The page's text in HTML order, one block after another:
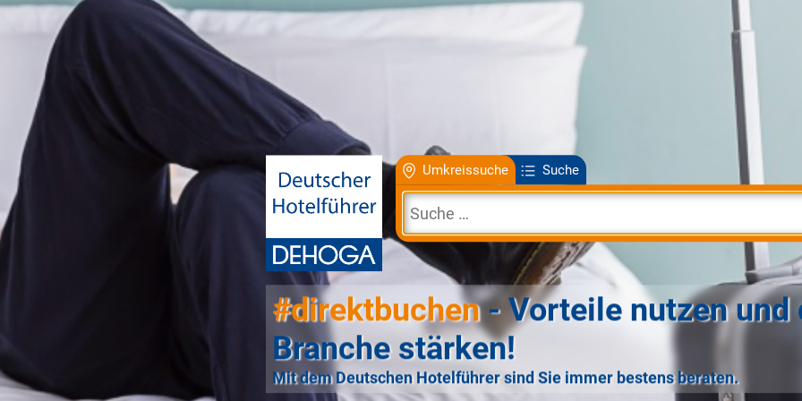
Umkreissuche Suche
#direktbuchen- Vorteile nutzen und
Branche stärken!
Mit dem Deutschen Hotelführer sind Sie immer bestens beraten.